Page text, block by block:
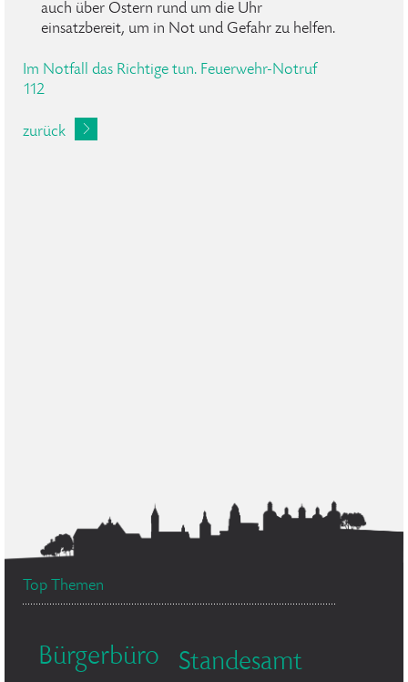
auch über Ostern rund um die Uhr
einsatzbereit, um in Not und Gefahr zu helfen.
Im Notfall das Richtige tun. Feuerwehr-Notruf
112
zurück
Top Themen
Bürgerbüro Standesamt